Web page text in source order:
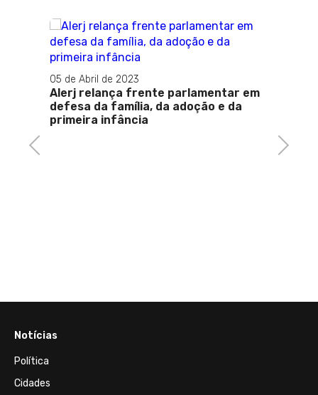
Previous
05 de Abril de 2023
Alerj relança frente parlamentar em
defesa da família, da adoção e da
primeira infância
Next
Notícias
Política
Cidades